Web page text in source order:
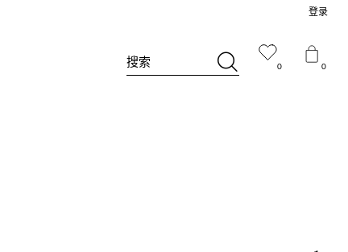
0 0
搜索
登录